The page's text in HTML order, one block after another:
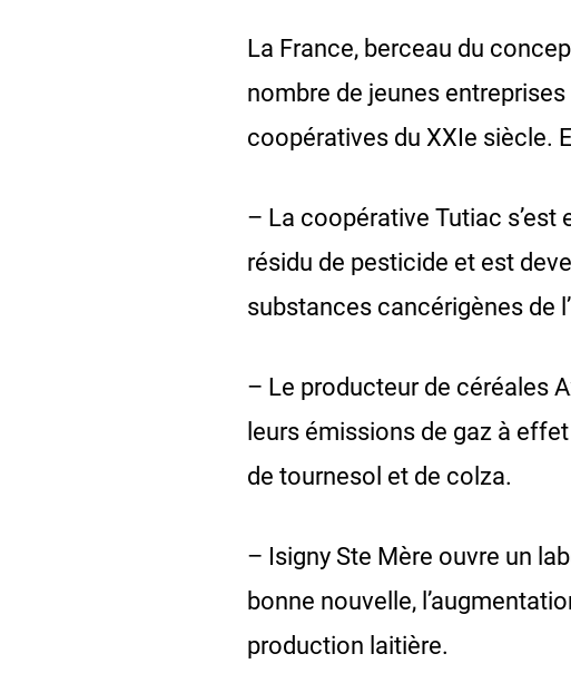
La France, berceau du
nombre de jeunes
coopératives du XXIe siècle.
– La coopérative Tutiac
résidu de pesticide et est
substances cancérigènes de
– Le producteur de céréales
leurs émissions de gaz à
de tournesol et de colza.
– Isigny Ste Mère ouvre un
bonne nouvelle,
production laitière.